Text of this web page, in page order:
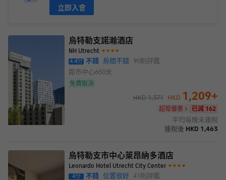
立即入會
烏特勒支諾瀚酒店
NH Utrecht
4.4分 不錯 房間不錯 90則評鑑
距市中心650米
免費取消
HKD1,371 HKD 1,209+
超筍優惠 已減 162
平均每晚未連稅
連稅後 HKD 1,463
烏特勒支市中心萊昂納多酒店
Leonardo Hotel Utrecht City Center
4分 不錯 位置很好 41 則評鑑